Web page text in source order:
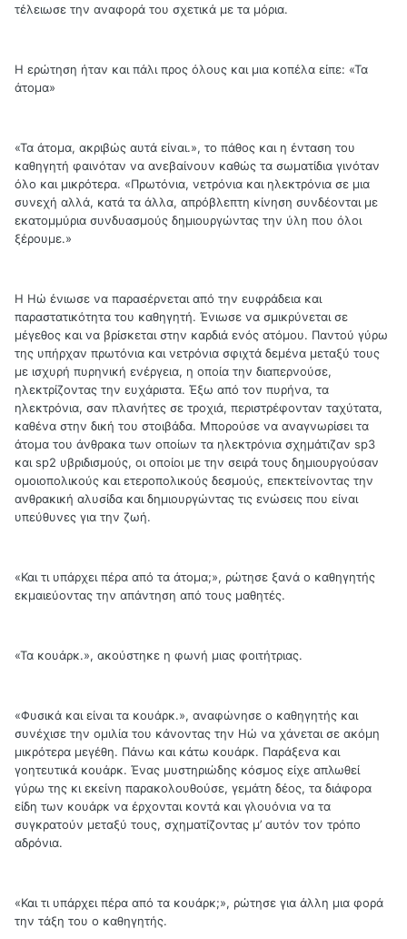
τέλειωσε την αναφορά του σχετικά με τα μόρια.
Η ερώτηση ήταν και πάλι προς όλους και μια κοπέλα είπε: «Τα
άτομα»
«Τα άτομα, ακριβώς αυτά είναι.», το πάθος και η ένταση του
καθηγητή φαινόταν να ανεβαίνουν καθώς τα σωματίδια γινόταν
όλο και μικρότερα. «Πρωτόνια, νετρόνια και ηλεκτρόνια σε μια
συνεχή αλλά, κατά τα άλλα, απρόβλεπτη κίνηση συνδέονται με
εκατομμύρια συνδυασμούς δημιουργώντας την ύλη που όλοι
ξέρουμε.»
Η Ηώ ένιωσε να παρασέρνεται από την ευφράδεια και
παραστατικότητα του καθηγητή. Ένιωσε να σμικρύνεται σε
μέγεθος και να βρίσκεται στην καρδιά ενός ατόμου. Παντού γύρω
της υπήρχαν πρωτόνια και νετρόνια σφιχτά δεμένα μεταξύ τους
με ισχυρή πυρηνική ενέργεια, η οποία την διαπερνούσε,
ηλεκτρίζοντας την ευχάριστα. Έξω από τον πυρήνα, τα
ηλεκτρόνια, σαν πλανήτες σε τροχιά, περιστρέφονταν ταχύτατα,
καθένα στην δική του στοιβάδα. Μπορούσε να αναγνωρίσει τα
άτομα του άνθρακα των οποίων τα ηλεκτρόνια σχημάτιζαν sp3
και sp2 υβριδισμούς, οι οποίοι με την σειρά τους δημιουργούσαν
ομοιοπολικούς και ετεροπολικούς δεσμούς, επεκτείνοντας την
ανθρακική αλυσίδα και δημιουργώντας τις ενώσεις που είναι
υπεύθυνες για την ζωή.
«Και τι υπάρχει πέρα από τα άτομα;», ρώτησε ξανά ο καθηγητής
εκμαιεύοντας την απάντηση από τους μαθητές.
«Τα κουάρκ.», ακούστηκε η φωνή μιας φοιτήτριας.
«Φυσικά και είναι τα κουάρκ.», αναφώνησε ο καθηγητής και
συνέχισε την ομιλία του κάνοντας την Ηώ να χάνεται σε ακόμη
μικρότερα μεγέθη. Πάνω και κάτω κουάρκ. Παράξενα και
γοητευτικά κουάρκ. Ένας μυστηριώδης κόσμος είχε απλωθεί
γύρω της κι εκείνη παρακολουθούσε, γεμάτη δέος, τα διάφορα
είδη των κουάρκ να έρχονται κοντά και γλουόνια να τα
συγκρατούν μεταξύ τους, σχηματίζοντας μ’ αυτόν τον τρόπο
αδρόνια.
«Και τι υπάρχει πέρα από τα κουάρκ;», ρώτησε για άλλη μια φορά
την τάξη του ο καθηγητής.